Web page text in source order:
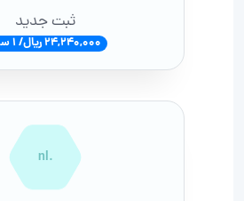
ثبت جدید
24,240,000 ریال/ 1 سال
.nl